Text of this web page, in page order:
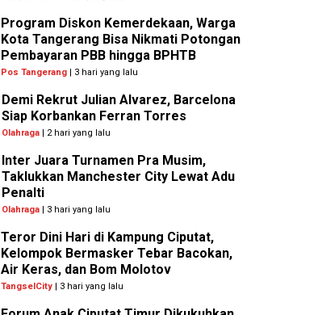
Program Diskon Kemerdekaan, Warga
Kota Tangerang Bisa Nikmati Potongan
Pembayaran PBB hingga BPHTB
Pos Tangerang | 3 hari yang lalu
Demi Rekrut Julian Alvarez, Barcelona
Siap Korbankan Ferran Torres
Olahraga| 2 hari yang lalu
Inter Juara Turnamen Pra Musim,
Taklukkan Manchester City Lewat Adu
Penalti
Olahraga| 3 hari yang lalu
Teror Dini Hari di Kampung Ciputat,
Kelompok Bermasker Tebar Bacokan,
Air Keras, dan Bom Molotov
TangselCity | 3 hari yang lalu